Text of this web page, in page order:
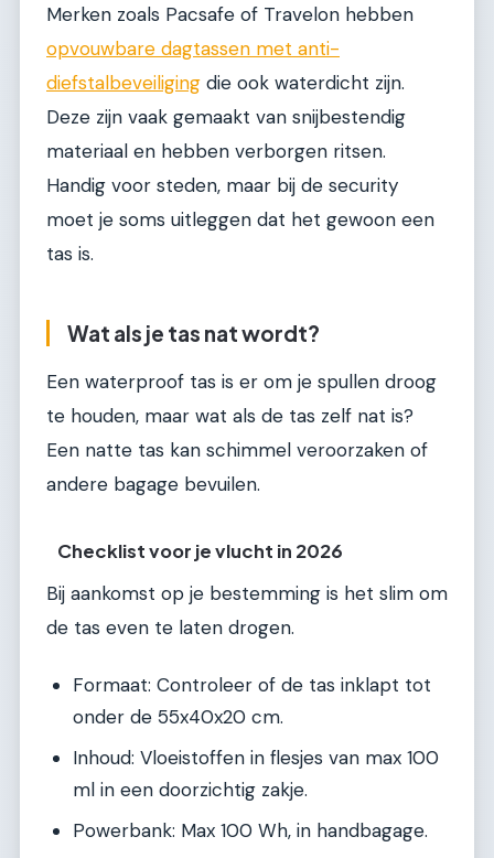
Merken zoals Pacsafe of Travelon hebben
opvouwbare dagtassen met anti-
diefstalbeveiliging die ook waterdicht zijn.
Deze zijn vaak gemaakt van snijbestendig
materiaal en hebben verborgen ritsen.
Handig voor steden, maar bij de security
moet je soms uitleggen dat het gewoon een
tas is.
Wat als je tas nat wordt?
Een waterproof tas is er om je spullen droog
te houden, maar wat als de tas zelf nat is?
Een natte tas kan schimmel veroorzaken of
andere bagage bevuilen.
Checklist voor je vlucht in 2026
Bij aankomst op je bestemming is het slim om
de tas even te laten drogen.
Formaat: Controleer of de tas inklapt tot
onder de 55x40x20 cm.
Inhoud: Vloeistoffen in flesjes van max 100
ml in een doorzichtig zakje.
Powerbank: Max 100 Wh, in handbagage.